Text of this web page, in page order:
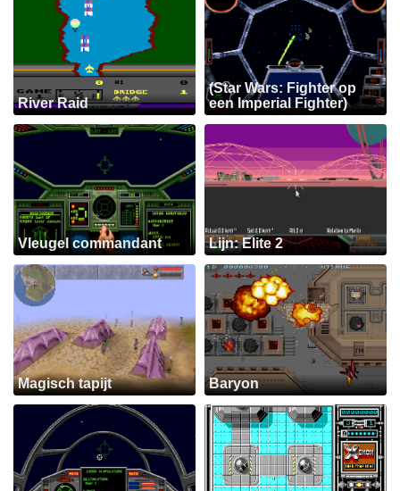
River Raid
(Star Wars: Fighter op
een Imperial Fighter)
Vleugel commandant Lijn: Elite 2
Magisch tapijt Baryon